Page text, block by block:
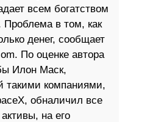
всем богатством
в том, как
денег, сообщает
По оценке автора
Илон Маск,
такими компаниями,
обналичил все
на его